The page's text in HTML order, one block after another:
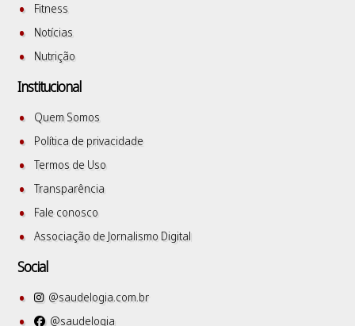
Fitness
Notícias
Nutrição
Institucional
Quem Somos
Política de privacidade
Termos de Uso
Transparência
Fale conosco
Associação de Jornalismo Digital
Social
@saudelogia.com.br
@saudelogia